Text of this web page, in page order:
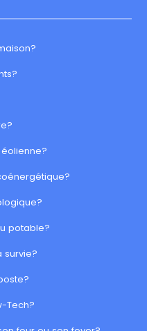
potable?
survie?
Tech?